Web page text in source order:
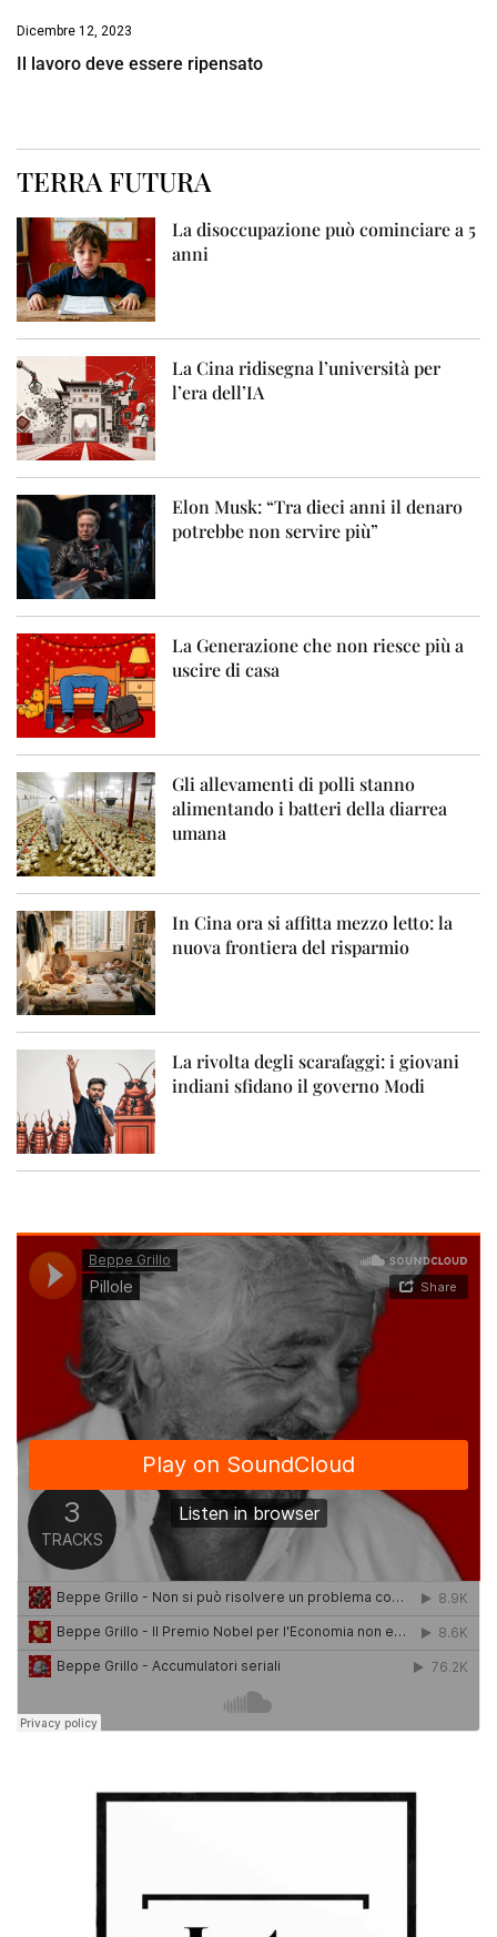
Dicembre 12, 2023
Il lavoro deve essere ripensato
TERRA FUTURA
La disoccupazione può cominciare a 5
anni
La Cina ridisegna l’università per
l’era dell’IA
Elon Musk: “Tra dieci anni il denaro
potrebbe non servire più”
La Generazione che non riesce più a
uscire di casa
Gli allevamenti di polli stanno
alimentando i batteri della diarrea
umana
In Cina ora si affitta mezzo letto: la
nuova frontiera del risparmio
La rivolta degli scarafaggi: i giovani
indiani sfidano il governo Modi